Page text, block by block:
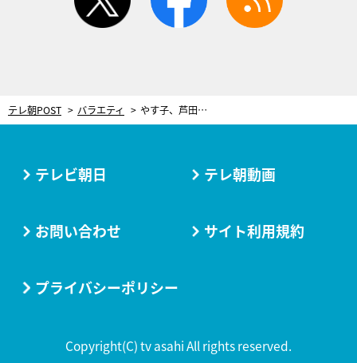
テレ朝POST バラエティ やす子、芦田愛菜のロケに大爆笑！「自撮りがヘタで…」サンドも「何してんの？」と呆れツッコミ
テレビ朝日 テレ朝動画
お問い合わせ サイト利用規約
プライバシーポリシー
Copyright(C) tv asahi All rights reserved.